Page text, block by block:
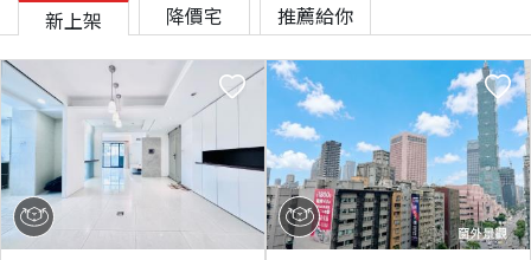
新上架 降價宅 推薦給你